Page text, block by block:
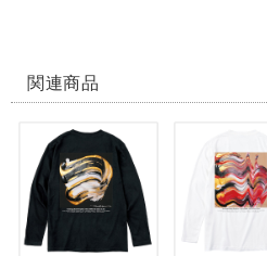
関連商品